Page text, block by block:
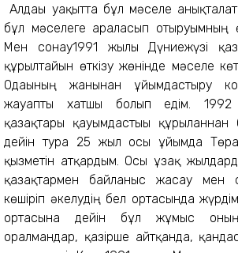
Алдағы уақытта бұл мәселе
бұл мәселеге араласып отыруымның
Мен сонау1991 жылы Дүниежүзі
құрылтайын өткізу жөнінде мәселе
Одағының жанынан ұйымдастыру
жауапты хатшы болып едім. 1992
қазақтары қауымдастығы
дейін тура 25 жыл осы ұйымда
қызметін атқардым. Осы ұзақ
қазақтармен байланыс жасау мен
көшіріп әкелудің бел ортасында
ортасына дейін бұл жұмыс оның
оралмандар, қазірше айтқанда,